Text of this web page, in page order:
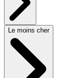
Le moins cher